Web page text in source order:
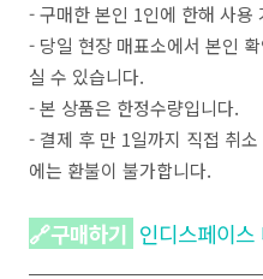
- 구매한 본인 1인에 한해 사용
- 당일 현장 매표소에서 본인
실 수 있습니다.
- 본 상품은 한정수량입니다.
- 결제 후 만 1일까지 직접 취
에는 환불이 불가합니다.
🔗구매하기 인디스페이스